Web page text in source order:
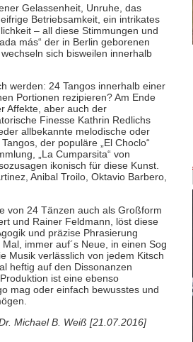
Gelassenheit, Unruhe, das
Betriebsamkeit, ein intrikates
– all diese Stimmungen und
más“ der in Berlin geborenen
sich bisweilen innerhalb
werden: 24 Tangos innerhalb einer
Portionen rezipieren? Am Ende
Affekte, aber auch der
Finesse Kathrin Redlichs
allbekannte melodische oder
der populäre „El Choclo“
„La Cumparsita“ von
ikonisch für diese Kunst.
Anibal Troilo, Oktavio Barbero,
von 24 Tänzen auch als Großform
und Rainer Feldmann, löst diese
und präzise Phrasierung
immer auf´s Neue, in einen Sog
Musik verlässlich von jedem Kitsch
heftig auf den Dissonanzen
ist eine ebenso
mag oder einfach bewusstes und
Michael B. Weiß [21.07.2016]